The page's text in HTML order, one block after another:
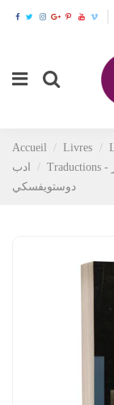
Accueil Livres
ادب
دوستويفسكي